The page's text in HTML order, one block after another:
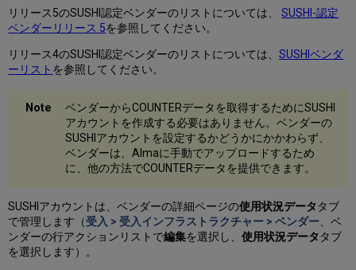
リリース5のSUSHI認定ベンダーのリストについては、SUSHI-認定
ベンダーリリース 5を参照してください。
リリース4のSUSHI認定ベンダーのリストについては、SUSHIベンダ
ーリスト を参照してください。
ベンダーからCOUNTERデータを取得するためにSUSHI
アカウントを作成する必要はありません。ベンダーの
SUSHIアカウントを設定するかどうかにかかわらず、
ベンダーは、Almaに手動でアップロードするため
に、他の方法でCOUNTERデータを提供できます。
SUSHIアカウントは、ベンダーの詳細ページの使用状況データ タブ
で管理します（受入 > 受入インフラストラクチャー > ベンダー 、ベ
ンダーの行アクションリストで編集を選択し、使用状況データ タブ
を選択します）。